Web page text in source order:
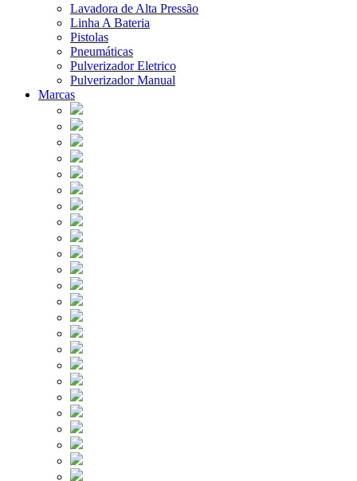
Lavadora de Alta Pressão
Linha A Bateria
Pistolas
Pneumáticas
Pulverizador Eletrico
Pulverizador Manual
Marcas